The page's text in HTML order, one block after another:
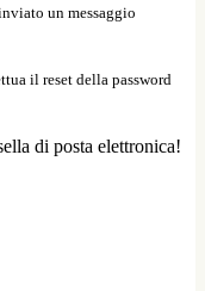
un messaggio
il reset della password
di posta elettronica!